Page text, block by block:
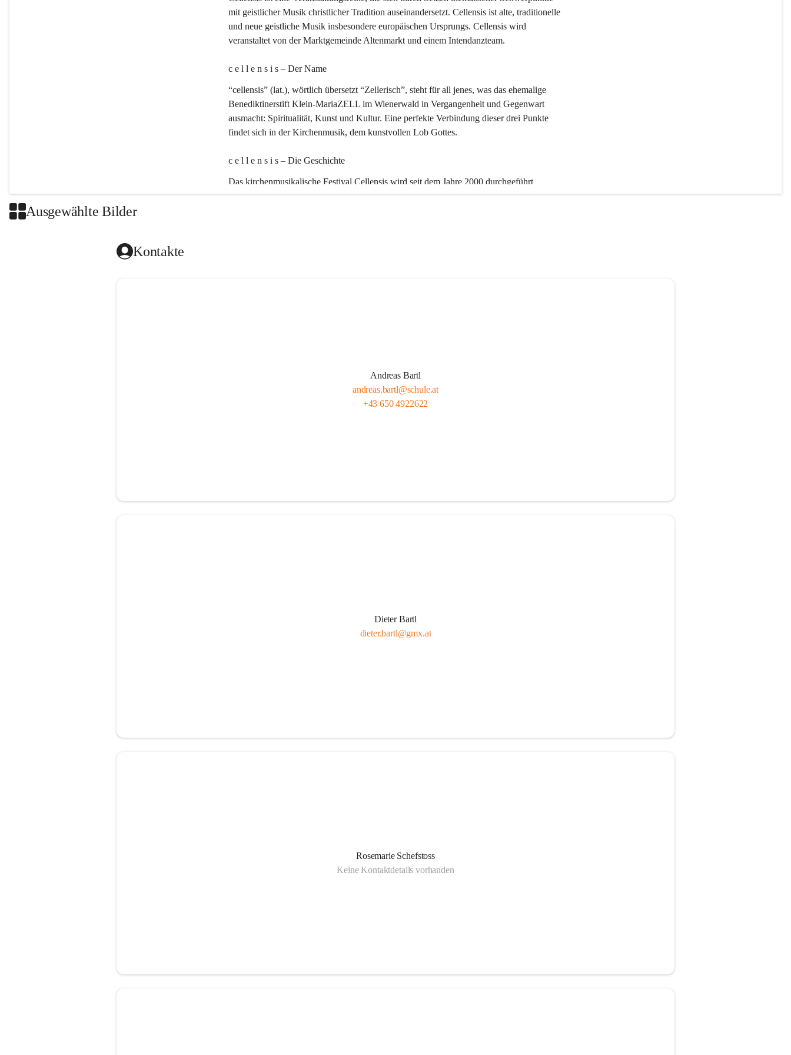
mit geistlicher Musik christlicher Tradition auseinandersetzt. Cellensis ist alte, traditionelle
und neue geistliche Musik insbesondere europäischen Ursprungs. Cellensis wird
veranstaltet von der Marktgemeinde Altenmarkt und einem Intendanzteam.
c e l l e n s i s – Der Name
“cellensis” (lat.), wörtlich übersetzt “Zellerisch”, steht für all jenes, was das ehemalige
Benediktinerstift Klein-MariaZELL im Wienerwald in Vergangenheit und Gegenwart
ausmacht: Spiritualität, Kunst und Kultur. Eine perfekte Verbindung dieser drei Punkte
findet sich in der Kirchenmusik, dem kunstvollen Lob Gottes.
c e l l e n s i s – Die Geschichte
Das kirchenmusikalische Festival Cellensis wird seit dem Jahre 2000 durchgeführt
Ausgewählte Bilder
Kontakte
Andreas Bartl
andreas.bartl@schule.at
+43 650 4922622
Dieter Bartl
dieter.bartl@gmx.at
Rosemarie Schefstoss
Keine Kontaktdetails vorhanden